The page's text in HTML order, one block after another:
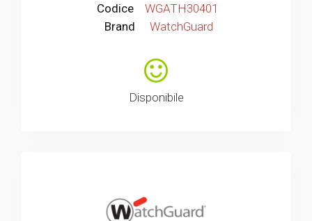
Codice
WGATH30401
Brand
WatchGuard
Disponibile